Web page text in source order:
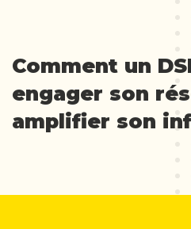
Comment un
engager son
amplifier son